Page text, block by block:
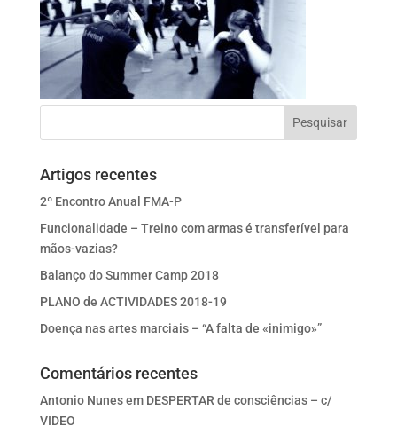
Artigos recentes
2º Encontro Anual FMA-P
Funcionalidade – Treino com armas é transferível para
mãos-vazias?
Balanço do Summer Camp 2018
PLANO de ACTIVIDADES 2018-19
Doença nas artes marciais – “A falta de «inimigo»”
Comentários recentes
Antonio Nunesem DESPERTAR de consciências – c/
VIDEO